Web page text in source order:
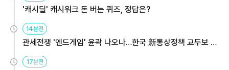
'캐시딜' 캐시워크 돈 버는 퀴즈, 정답은?
14분전
관세전쟁 '엔드게임' 윤곽 나오나…한국 新통상정책 교두보 활
용해야
17분전